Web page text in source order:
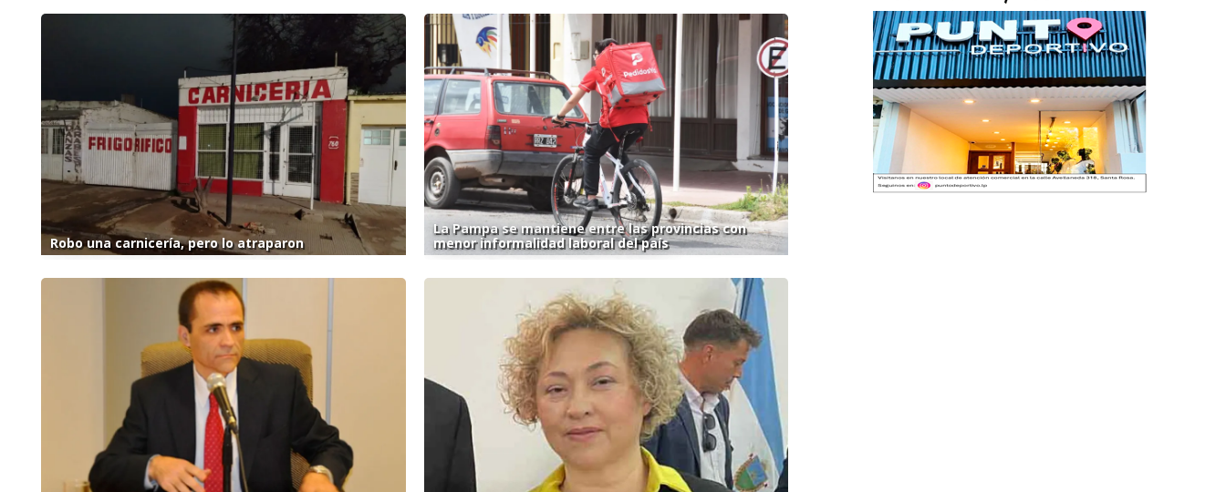
Robo una carnicería, pero lo atraparon
La Pampa se mantiene entre las provincias con
menor informalidad laboral del país